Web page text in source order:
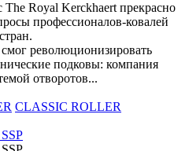
The Royal Kerckhaert прекрасно
профессионалов-ковалей
революционизировать
подковы: компания
отворотов...
CLASSIC ROLLER